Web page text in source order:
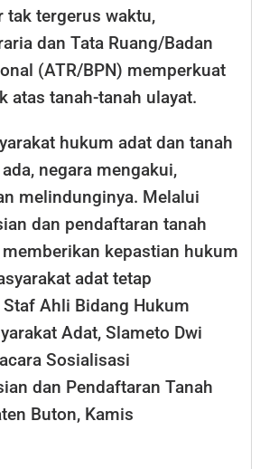
tak tergerus waktu,
dan Tata Ruang/Badan
(ATR/BPN) memperkuat
atas tanah-tanah ulayat.
hukum adat dan tanah
negara mengakui,
melindunginya. Melalui
dan pendaftaran tanah
kepastian hukum
adat tetap
Ahli Bidang Hukum
Adat, Slameto Dwi
Sosialisasi
dan Pendaftaran Tanah
Buton, Kamis